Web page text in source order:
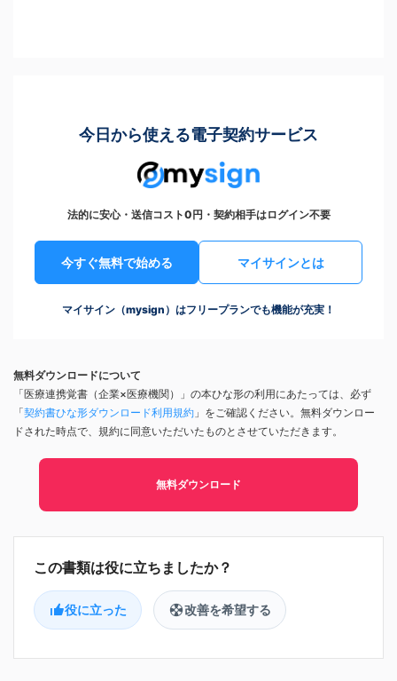
今日から使える電子契約サービス
法的に安心・送信コスト0円・契約相手はログイン不要
今すぐ無料で始める マイサインとは
マイサイン（mysign）はフリープランでも機能が充実！
無料ダウンロードについて
「医療連携覚書（企業×医療機関）」の本ひな形の利用にあたっては、必ず
「契約書ひな形ダウンロード利用規約 」をご確認ください。無料ダウンロー
ドされた時点で、規約に同意いただいたものとさせていただきます。
無料ダウンロード
役に立った 改善を希望する